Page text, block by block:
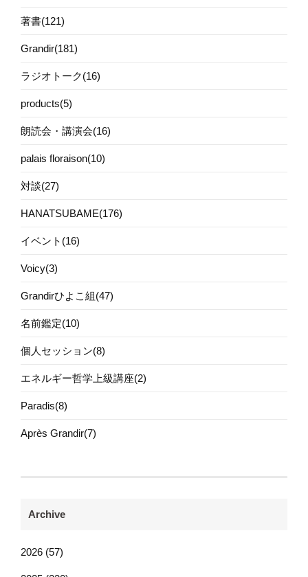
著書(121)
Grandir(181)
ラジオトーク(16)
products(5)
朗読会・講演会(16)
palais floraison(10)
対談(27)
HANATSUBAME(176)
イベント(16)
Voicy(3)
Grandirひよこ組(47)
名前鑑定(10)
個人セッション(8)
エネルギー哲学上級講座(2)
Paradis(8)
Après Grandir(7)
Archive
2026 (57)